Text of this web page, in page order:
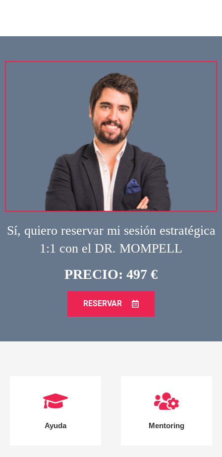
Sí, quiero reservar mi sesión estratégica
1:1 con el DR. MOMPELL
PRECIO: 497 €
RESERVAR
Ayuda Mentoring